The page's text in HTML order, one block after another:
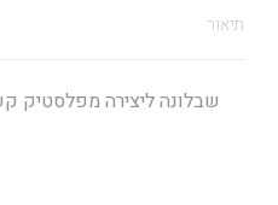
תיאור
שבלונה ליצירה מפלסטיק